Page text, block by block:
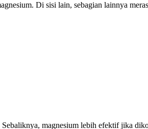
Di sisi lain, sebagian lainnya
magnesium lebih efektif jika